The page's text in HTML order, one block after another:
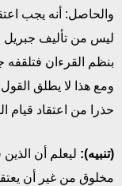
والحاصل: أنه يجب
ليس من تأليف جبريل
بنظم القرءان فتلقفه
ومع هذا لا يطلق
حذرا من اعتقاد قيام
(تنبيه): ليعلم أن
مخلوق من غير أن